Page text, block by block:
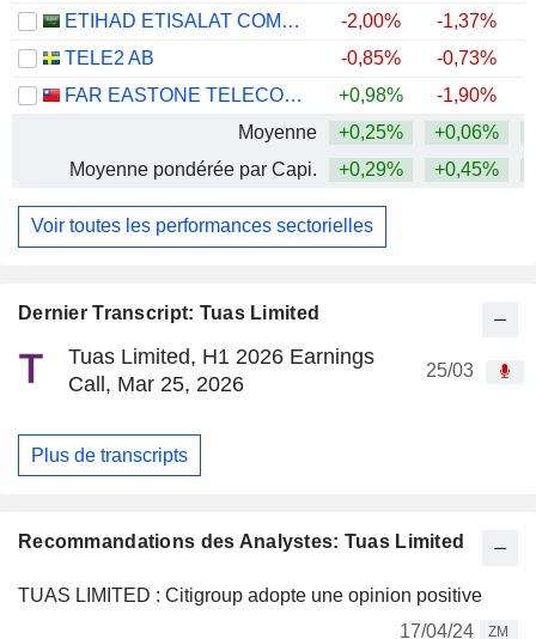
Dernier Transcript: Tuas Limited
Tuas Limited, H1 2026 Earnings
Call, Mar 25, 2026
25/03
Plus de transcripts
Recommandations des Analystes: Tuas Limited
TUAS LIMITED : Citigroup adopte une opinion positive
17/04/24
ZM
ETIHAD ETISALAT COMPANY
-2,00% -1,37%
TELE2 AB
-0,85% -0,73%
FAR EASTONE TELECOMMUNICATIONS CO., LTD.
+0,98% -1,90%
Moyenne
+0,25% +0,06%
Moyenne pondérée par Capi.
+0,29% +0,45%
Voir toutes les performances sectorielles